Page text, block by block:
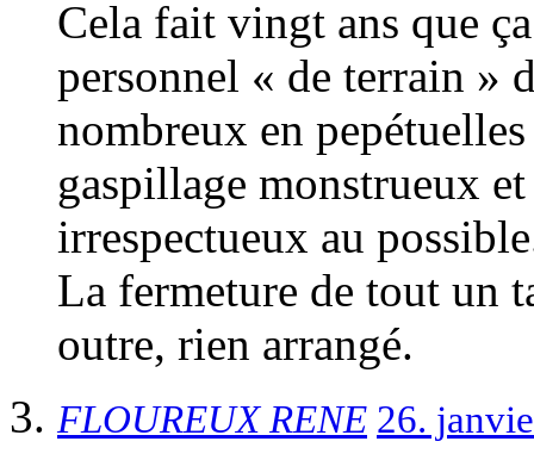
Cela fait vingt ans que
personnel « de terrain »
nombreux en
gaspillage monstrueux
irrespectueux au
La fermeture de tout un
outre, rien arrangé.
FLOUREUX RENE 26.